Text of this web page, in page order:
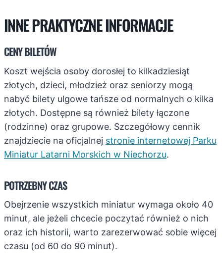
INNE PRAKTYCZNE INFORMACJE
CENY BILETÓW
Koszt wejścia osoby dorosłej to kilkadziesiąt
złotych, dzieci, młodzież oraz seniorzy mogą
nabyć bilety ulgowe tańsze od normalnych o kilka
złotych. Dostępne są również bilety łączone
(rodzinne) oraz grupowe. Szczegółowy cennik
znajdziecie na oficjalnej stronie internetowej Parku
Miniatur Latarni Morskich w Niechorzu.
POTRZEBNY CZAS
Obejrzenie wszystkich miniatur wymaga około 40
minut, ale jeżeli chcecie poczytać również o nich
oraz ich historii, warto zarezerwować sobie więcej
czasu (od 60 do 90 minut).